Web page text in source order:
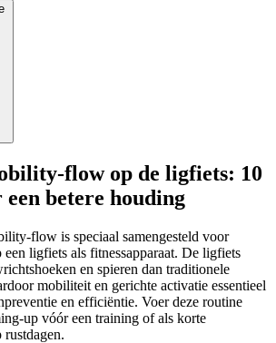
flow op de ligfiets: 10
betere houding
flow is speciaal samengesteld voor
een ligfiets als fitnessapparaat. De ligfiets
en spieren dan traditionele
mobiliteit en gerichte activatie essentieel
en efficiëntie. Voer deze routine
up vóór een training of als korte